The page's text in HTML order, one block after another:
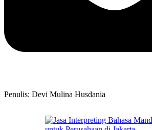
Penulis: Devi Mulina Husdania